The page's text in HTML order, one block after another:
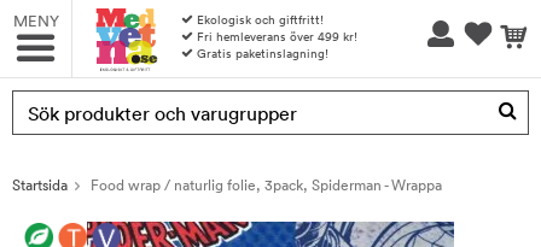
MENY
Ekologisk och giftfritt!
Fri hemleverans över 499 kr!
Gratis paketinslagning!
Produkten har blivit tillagd i varukorgen
Startsida Food wrap / naturlig folie, 3pack, Spiderman - Wrappa